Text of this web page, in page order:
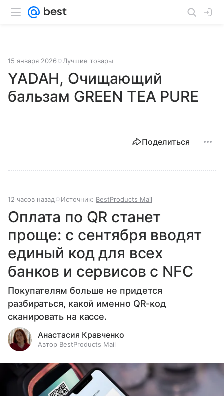
15 января 2026 Лучшие товары
YADAH, Очищающий
бальзам GREEN TEA PURE
Поделиться
12 часов назад Источник: BestProducts Mail
Оплата по QR станет
проще: с сентября вводят
единый код для всех
банков и сервисов с NFC
Покупателям больше не придется
разбираться, какой именно QR-код
сканировать на кассе.
Анастасия Кравченко
Автор BestProducts Mail